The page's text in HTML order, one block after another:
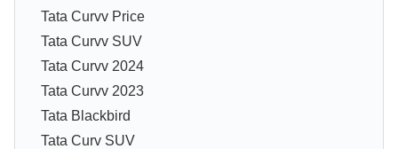
Tata Curvv Price
Tata Curvv SUV
Tata Curvv 2024
Tata Curvv 2023
Tata Blackbird
Tata Curv SUV